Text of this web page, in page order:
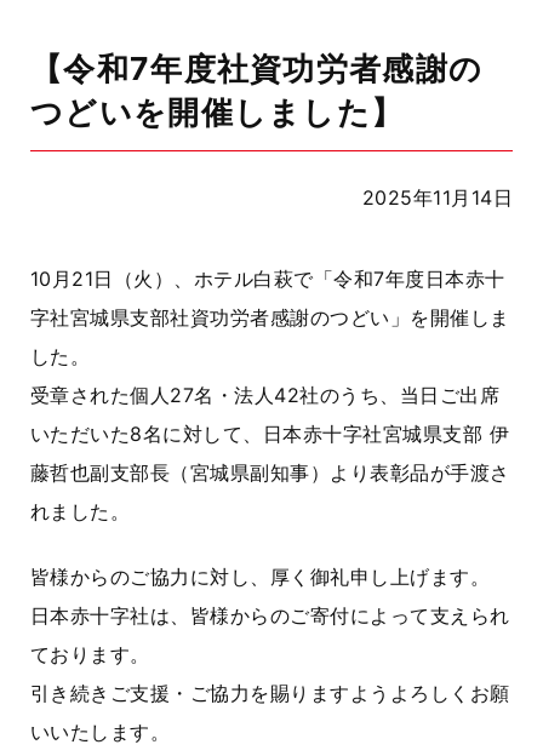
【令和7年度社資功労者感謝の
つどいを開催しました】
2025年11月14日
10月21日（火）、ホテル白萩で「令和7年度日本赤十
字社宮城県支部社資功労者感謝のつどい」を開催しま
した。
受章された個人27名・法人42社のうち、当日ご出席
いただいた8名に対して、日本赤十字社宮城県支部 伊
藤哲也副支部長（宮城県副知事）より表彰品が手渡さ
れました。
皆様からのご協力に対し、厚く御礼申し上げます。
日本赤十字社は、皆様からのご寄付によって支えられ
ております。
引き続きご支援・ご協力を賜りますようよろしくお願
いいたします。